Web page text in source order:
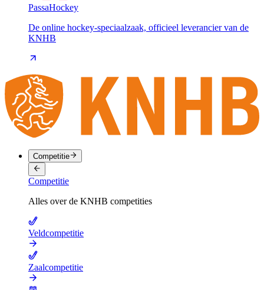
PassaHockey
De online hockey-speciaalzaak, officieel leverancier van de
KNHB
Competitie
Competitie
Alles over de KNHB competities
Veldcompetitie
Zaalcompetitie